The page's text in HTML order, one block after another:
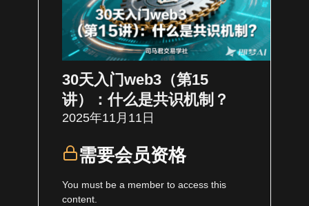
30天入门web3（第15
讲）：什么是共识机制？
2025年11月11日
需要会员资格
You must be a member to access this
content.